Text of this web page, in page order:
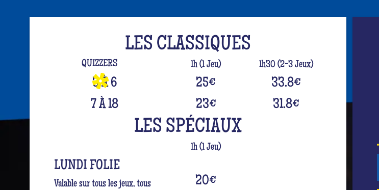
LES CLASSIQUES
QUIZZERS 1h (1 Jeu) 1h30 (2-3 Jeux)
3 À 6 25€ 33.8€
7 À 18
23€ 31.8€
LES SPÉCIAUX
1h (1 Jeu)
LUNDI FOLIE
Valable sur tous les jeux, tous
20€